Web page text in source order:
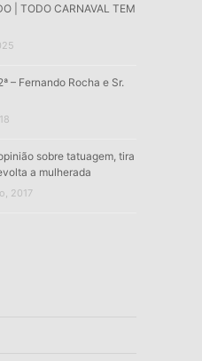
| TODO CARNAVAL TEM
– Fernando Rocha e Sr.
sobre tatuagem, tira
a mulherada
2017